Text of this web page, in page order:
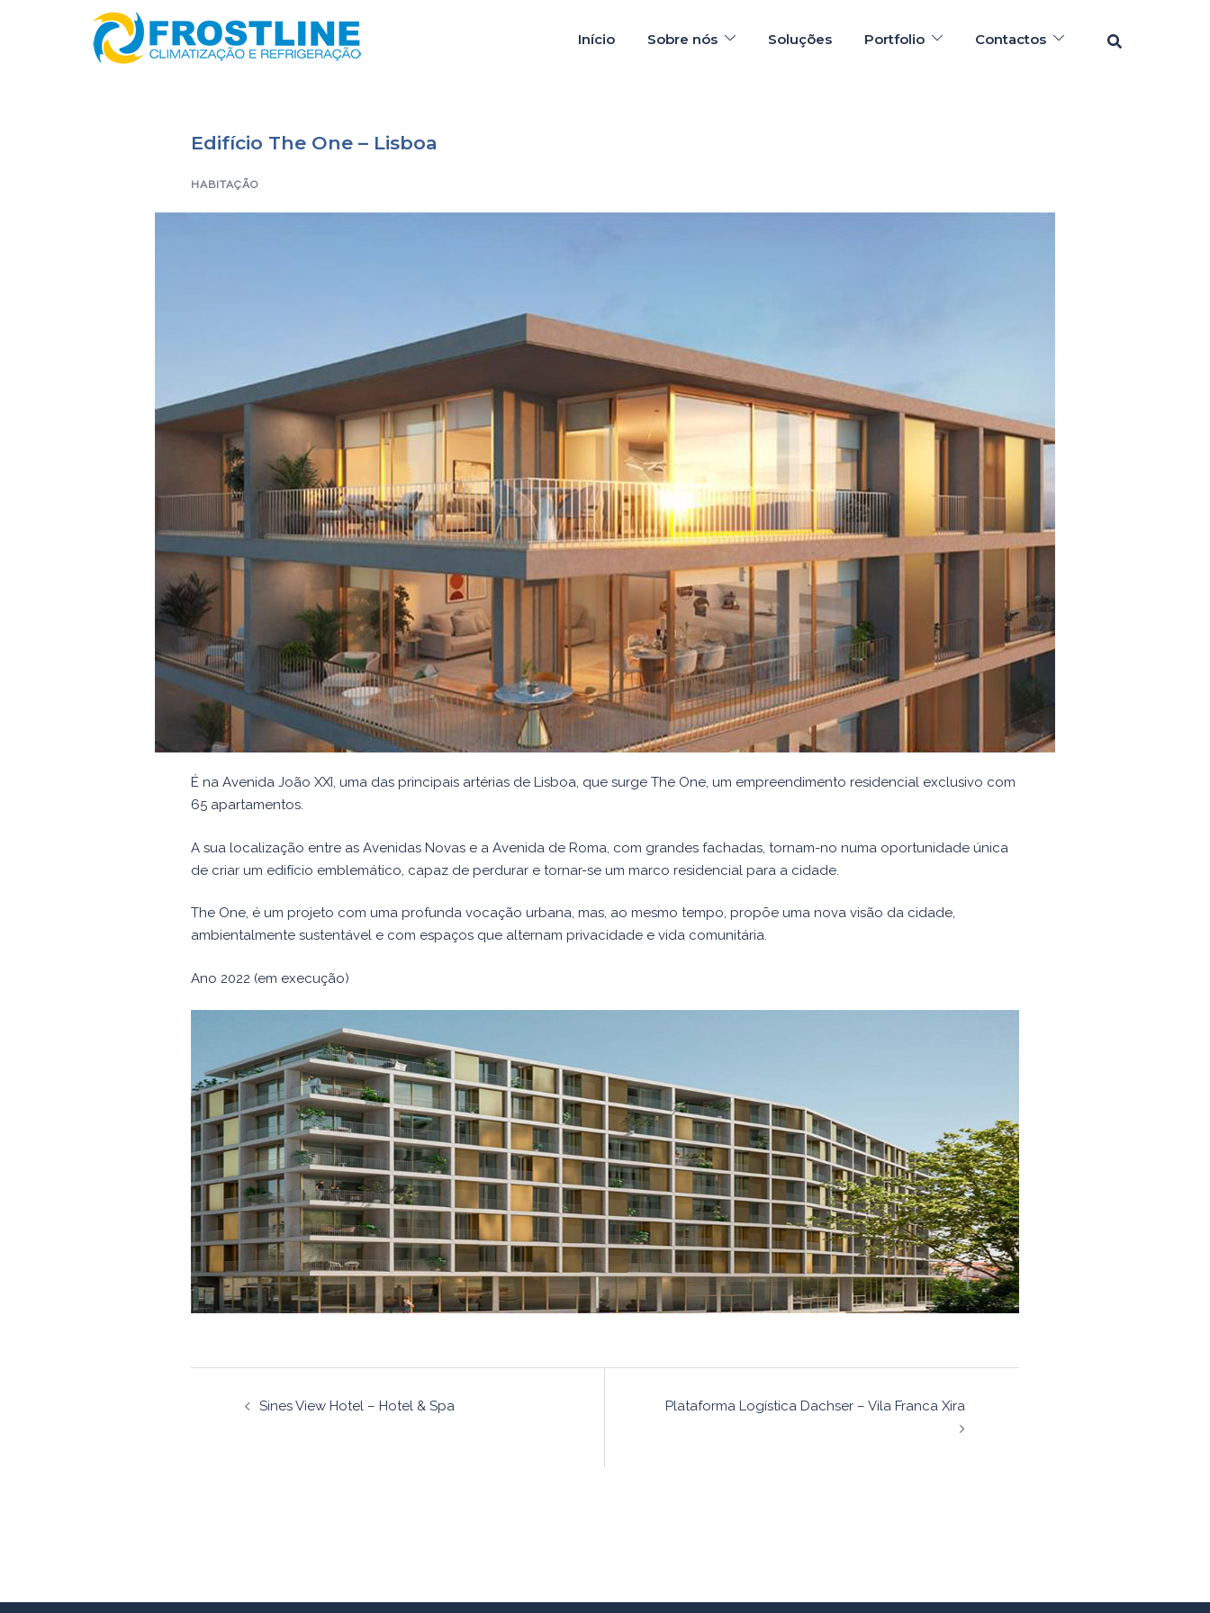
Início Sobre nós Soluções Portfolio Contactos Pesquisar
Edifício The One – Lisboa
HABITAÇÃO
É na Avenida João XXI, uma das principais artérias de Lisboa, que surge The One, um empreendimento residencial exclusivo com
65 apartamentos.
A sua localização entre as Avenidas Novas e a Avenida de Roma, com grandes fachadas, tornam-no numa oportunidade única
de criar um edifício emblemático, capaz de perdurar e tornar-se um marco residencial para a cidade.
The One, é um projeto com uma profunda vocação urbana, mas, ao mesmo tempo, propõe uma nova visão da cidade,
ambientalmente sustentável e com espaços que alternam privacidade e vida comunitária.
Ano 2022 (em execução)
Navegação
Sines View Hotel – Hotel & Spa Plataforma Logística Dachser – Vila Franca Xira